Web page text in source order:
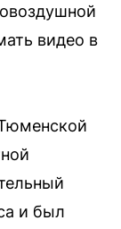
видео в
и был